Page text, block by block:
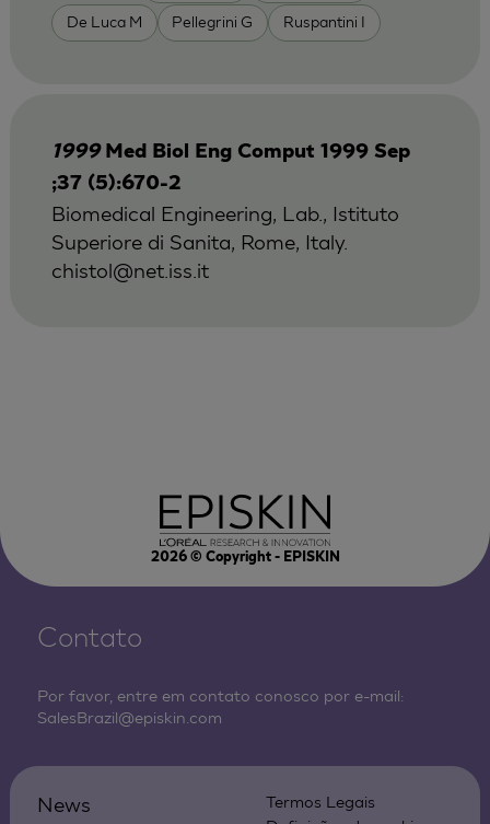
De Luca M Pellegrini G Ruspantini I
1999 Med Biol Eng Comput 1999 Sep
;37 (5):670-2
Biomedical Engineering, Lab., Istituto
Superiore di Sanita, Rome, Italy.
chistol@net.iss.it
2026© Copyright - EPISKIN
Contato
Por favor, entre em contato conosco por e-mail:
SalesBrazil@episkin.com
News
Termos Legais